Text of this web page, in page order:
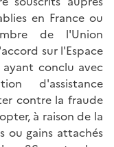
en France ou
de l'Union
sur l'Espace
ayant conclu avec
d'assistance
contre la fraude
à raison de la
ou gains attachés